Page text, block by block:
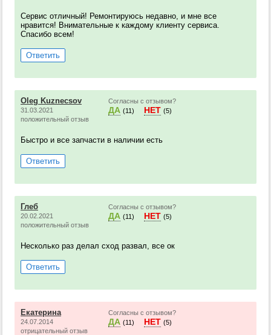
Сервис отличный! Ремонтируюсь недавно, и мне все
нравится! Внимательные к каждому клиенту сервиса.
Спасибо всем!
Ответить
Oleg Kuznecsov
31.03.2021
положительный отзыв
Согласны с отзывом?
ДА (11) НЕТ (5)
Быстро и все запчасти в наличии есть
Ответить
Глеб
20.02.2021
положительный отзыв
Согласны с отзывом?
ДА (11) НЕТ (5)
Несколько раз делал сход развал, все ок
Ответить
Екатерина
24.07.2014
отрицательный отзыв
Согласны с отзывом?
ДА (11) НЕТ (5)